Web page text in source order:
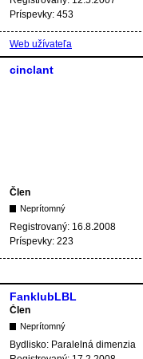
Príspevky: 453
Web užívateľa
cinclant
Člen
Neprítomný
Registrovaný: 16.8.2008
Príspevky: 223
FanklubLBL
Člen
Neprítomný
Bydlisko: Paralelná dimenzia